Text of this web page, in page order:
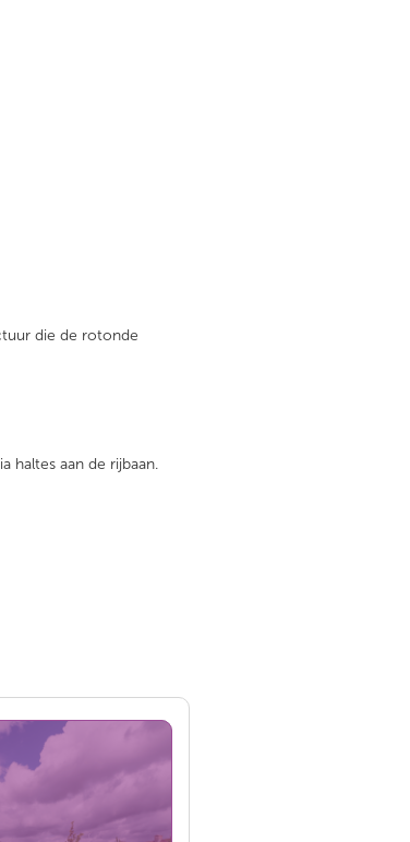
die de rotonde
haltes aan de rijbaan.